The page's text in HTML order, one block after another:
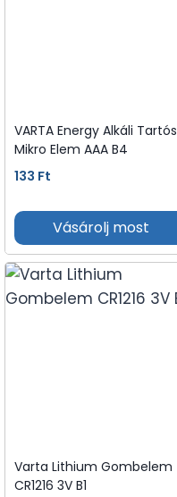
VARTA Energy Alkáli Tartós
Mikro Elem AAA B4
133 Ft
Vásárolj most
Varta Lithium Gombelem
CR1216 3V B1